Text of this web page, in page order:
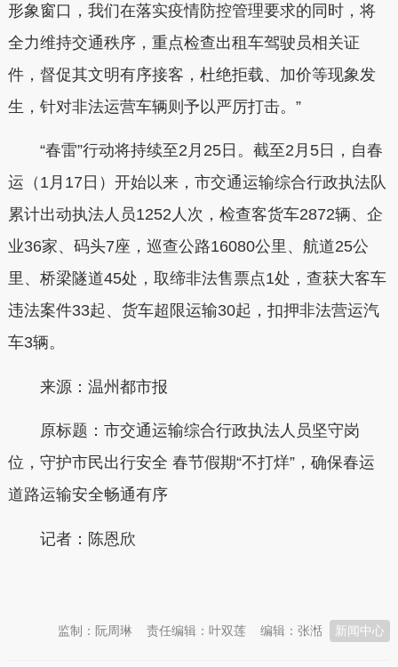
形象窗口，我们在落实疫情防控管理要求的同时，将
全力维持交通秩序，重点检查出租车驾驶员相关证
件，督促其文明有序接客，杜绝拒载、加价等现象发
生，针对非法运营车辆则予以严厉打击。”
“春雷”行动将持续至2月25日。截至2月5日，自春
运（1月17日）开始以来，市交通运输综合行政执法队
累计出动执法人员1252人次，检查客货车2872辆、企
业36家、码头7座，巡查公路16080公里、航道25公
里、桥梁隧道45处，取缔非法售票点1处，查获大客车
违法案件33起、货车超限运输30起，扣押非法营运汽
车3辆。
来源：温州都市报
原标题：市交通运输综合行政执法人员坚守岗
位，守护市民出行安全 春节假期“不打烊”，确保春运
道路运输安全畅通有序
记者：陈恩欣
新闻中心
编辑：张湉
责任编辑：叶双莲
监制：阮周琳